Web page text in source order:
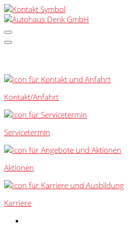
Kontakt/Anfahrt
Servicetermin
Aktionen
Karriere